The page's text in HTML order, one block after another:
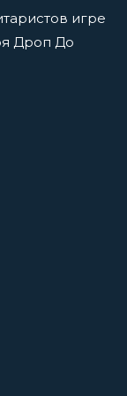
для
гитары
игре
Дроп До